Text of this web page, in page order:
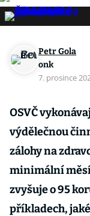
Petr Gola
onk
7. prosince
OSVČ
výdělečnou
zálohy na
minimální
zvyšuje o 95
příkladech,